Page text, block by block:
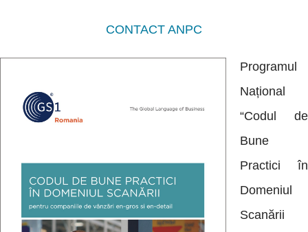
CONTACT ANPC
Programul
Național
“Codul de
Bune
Practici în
Domeniul
Scanării